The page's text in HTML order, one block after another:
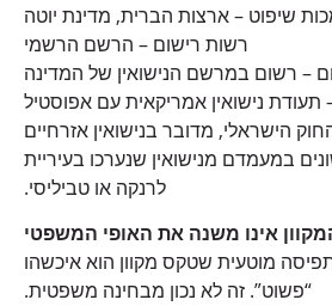
שיפוט – ארצות הברית, מדינת יוטה
רשות רישום – הרשם הרשמי
– רשום במרשם הנישואין של המדינה
נישואין אמריקאית עם אפוסטיל
הישראלי, מדובר בנישואין אזרחיים
במעמדם מנישואין שנערכו בעיריית
לרנקה או טביליסי.
אינו משנה את האופי המשפטי
מוטעית שטקס מקוון הוא איכשהו
“פשוט”. זה לא נכון מבחינה משפטית.